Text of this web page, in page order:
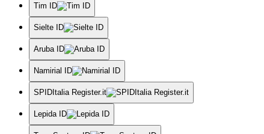
Tim ID
Sielte ID
Aruba ID
Namirial ID
SPIDItalia Register.it
Lepida ID